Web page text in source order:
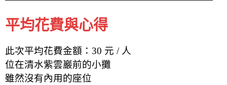
平均花費與心得
此次平均花費金額：30 元 / 人
位在清水紫雲巖前的小攤
雖然沒有內用的座位